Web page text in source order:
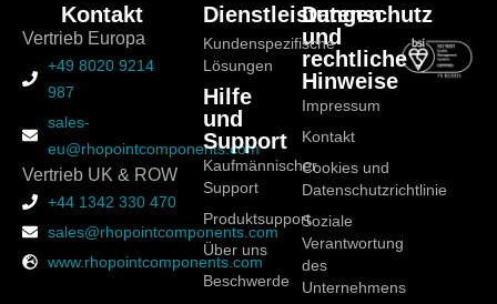
Kontakt
Vertrieb Europa
+49 8020 9214
987
sales-
eu@rhopointcomponents.com
Vertrieb UK & ROW
+44 1342 330 470
sales@rhopointcomponents.com
www.rhopointcomponents.com
Dienstleistungen
Kundenspezifische
Lösungen
Hilfe
und
Support
Kaufmännischer
Support
Produktsupport
Über uns
Beschwerde
Datenschutz
und
rechtliche
Hinweise
Impressum
Kontakt
Cookies und
Datenschutzrichtlinie
Soziale
Verantwortung
des
Unternehmens